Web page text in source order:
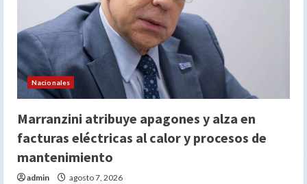
Nacionales
Marranzini atribuye apagones y alza en
facturas eléctricas al calor y procesos de
mantenimiento
admin agosto 7, 2026